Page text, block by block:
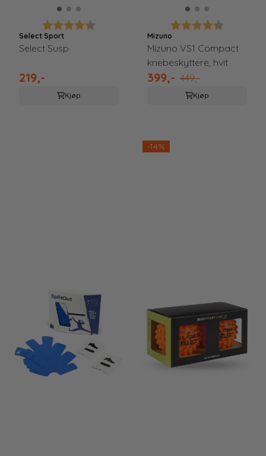
Karakter:
Select Sport
Select Susp
219,-
Kjøp
Karakter:
Mizuno
Mizuno VS1 Compact
knebeskyttere, hvit
399,- 449,-
Kjøp
-14%